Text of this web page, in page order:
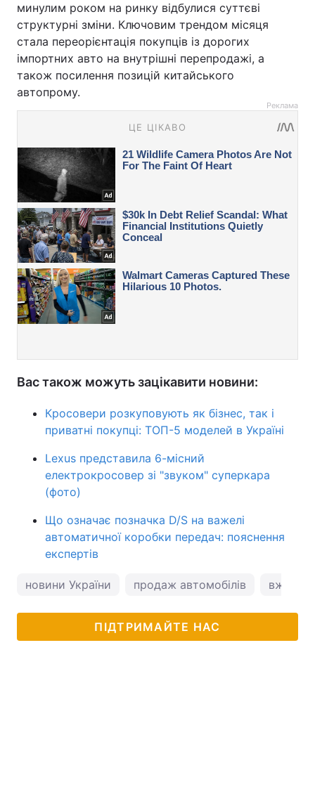
минулим роком на ринку відбулися суттєві
структурні зміни. Ключовим трендом місяця
стала переорієнтація покупців із дорогих
імпортних авто на внутрішні перепродажі, а
також посилення позицій китайського
автопрому.
Реклама
Вас також можуть зацікавити новини:
Кросовери розкуповують як бізнес, так і
приватні покупці: ТОП-5 моделей в Україні
Lexus представила 6-місний
електрокросовер зі "звуком" суперкара
(фото)
Що означає позначка D/S на важелі
автоматичної коробки передач: пояснення
експертів
новини України продаж автомобілів вживані
ПІДТРИМАЙТЕ НАС